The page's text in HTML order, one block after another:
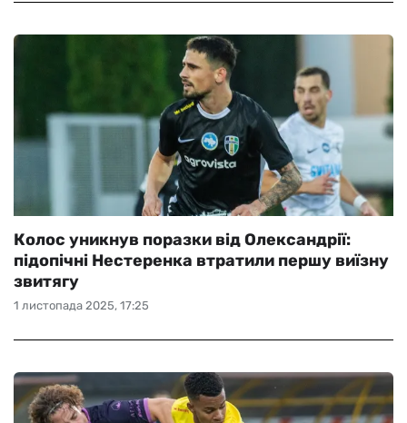
1 листопада 2025, 17:25
Колос уникнув поразки від Олександрії:
підопічні Нестеренка втратили першу виїзну
звитягу